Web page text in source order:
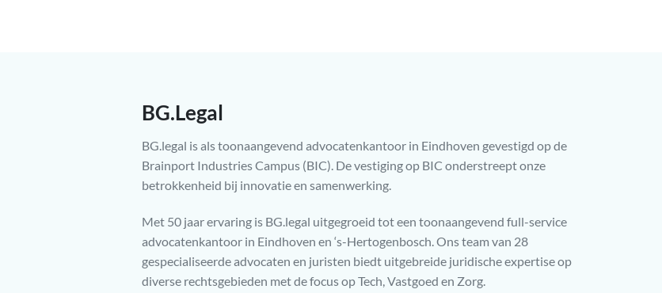
BG.Legal
BG.legal is als toonaangevend advocatenkantoor in Eindhoven gevestigd op de
Brainport Industries Campus (BIC). De vestiging op BIC onderstreept onze
betrokkenheid bij innovatie en samenwerking.
Met 50 jaar ervaring is BG.legal uitgegroeid tot een toonaangevend full-service
advocatenkantoor in Eindhoven en ‘s-Hertogenbosch. Ons team van 28
gespecialiseerde advocaten en juristen biedt uitgebreide juridische expertise op
diverse rechtsgebieden met de focus op Tech, Vastgoed en Zorg.